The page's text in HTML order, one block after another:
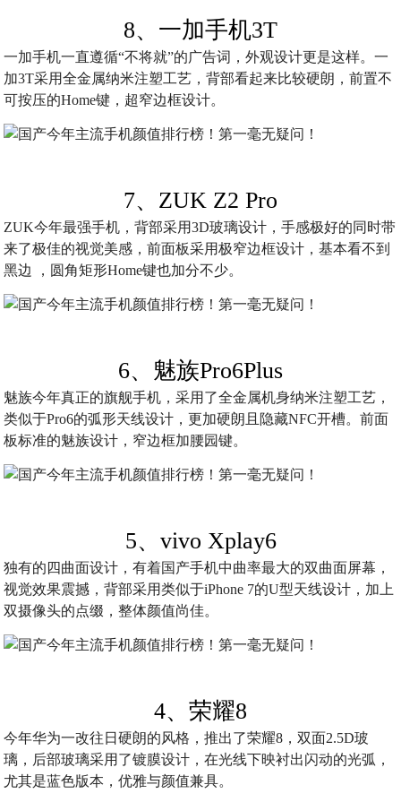
8、一加手机3T
一加手机一直遵循“不将就”的广告词，外观设计更是这样。一
加3T采用全金属纳米注塑工艺，背部看起来比较硬朗，前置不
可按压的Home键，超窄边框设计。
7、ZUK Z2 Pro
ZUK今年最强手机，背部采用3D玻璃设计，手感极好的同时带
来了极佳的视觉美感，前面板采用极窄边框设计，基本看不到
黑边 ，圆角矩形Home键也加分不少。
6、魅族Pro6Plus
魅族今年真正的旗舰手机，采用了全金属机身纳米注塑工艺，
类似于Pro6的弧形天线设计，更加硬朗且隐藏NFC开槽。前面
板标准的魅族设计，窄边框加腰园键。
5、vivo Xplay6
独有的四曲面设计，有着国产手机中曲率最大的双曲面屏幕，
视觉效果震撼，背部采用类似于iPhone 7的U型天线设计，加上
双摄像头的点缀，整体颜值尚佳。
4、荣耀8
今年华为一改往日硬朗的风格，推出了荣耀8，双面2.5D玻
璃，后部玻璃采用了镀膜设计，在光线下映衬出闪动的光弧，
尤其是蓝色版本，优雅与颜值兼具。